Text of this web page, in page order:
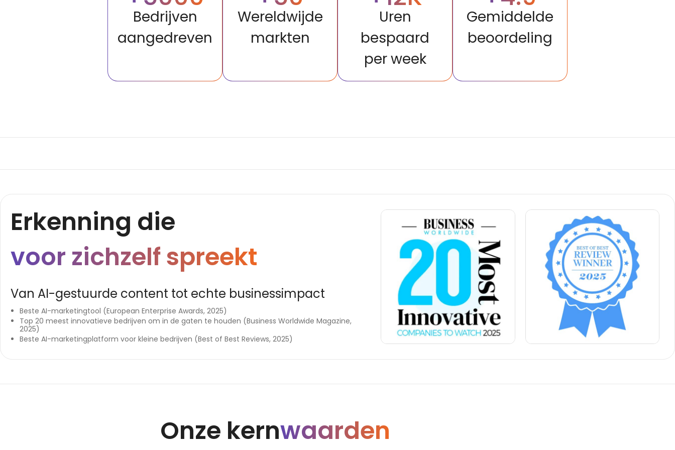
Bedrijven
aangedreven
Wereldwijde
markten
Uren
bespaard
per week
Gemiddelde
beoordeling
Erkenning die
voor zichzelf spreekt
Van AI-gestuurde content tot echte businessimpact
Beste AI-marketingtool (European Enterprise Awards, 2025)
Top 20 meest innovatieve bedrijven om in de gaten te houden (Business Worldwide Magazine,
2025)
Beste AI-marketingplatform voor kleine bedrijven (Best of Best Reviews, 2025)
Onze kernwaarden